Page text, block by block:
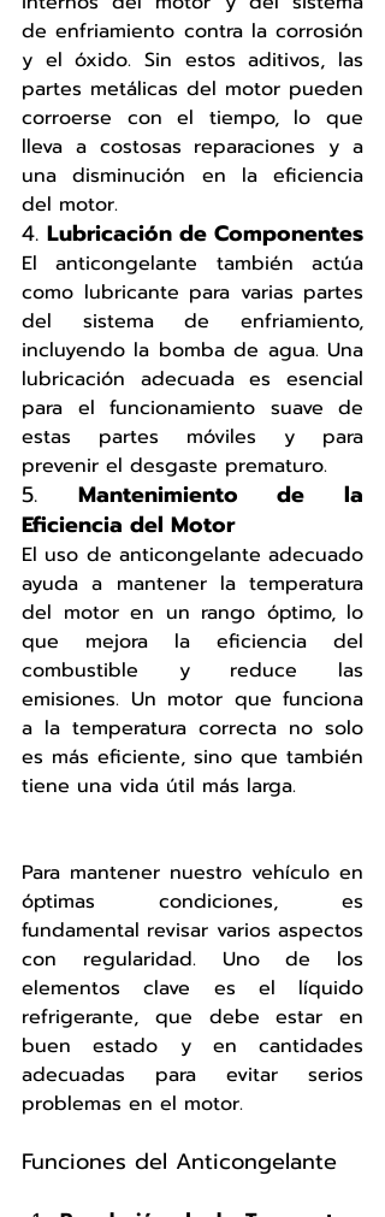
de enfriamiento contra la corrosión
y el óxido. Sin estos aditivos, las
partes metálicas del motor pueden
corroerse con el tiempo, lo que
lleva a costosas reparaciones y a
una disminución en la eficiencia
del motor.
4. Lubricación de Componentes
El anticongelante también actúa
como lubricante para varias partes
del sistema de enfriamiento,
incluyendo la bomba de agua. Una
lubricación adecuada es esencial
para el funcionamiento suave de
estas partes móviles y para
prevenir el desgaste prematuro.
5. Mantenimiento de la
Eficiencia del Motor
El uso de anticongelante adecuado
ayuda a mantener la temperatura
del motor en un rango óptimo, lo
que mejora la eficiencia del
combustible y reduce las
emisiones. Un motor que funciona
a la temperatura correcta no solo
es más eficiente, sino que también
tiene una vida útil más larga.
Para mantener nuestro vehículo en
óptimas condiciones, es
fundamental revisar varios aspectos
con regularidad. Uno de los
elementos clave es el líquido
refrigerante, que debe estar en
buen estado y en cantidades
adecuadas para evitar serios
problemas en el motor.
Funciones del Anticongelante